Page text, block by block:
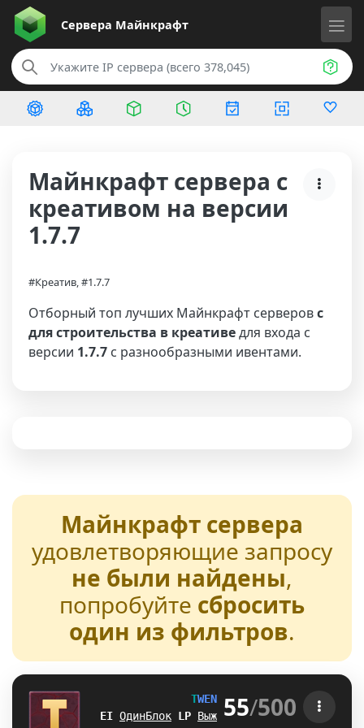
Сервера Майнкрафт
Майнкрафт сервера с
креативом на версии
1.7.7
#Креатив, #1.7.7
Отборный топ лучших Майнкрафт серверовс
для строительства в креативедля входа с
версии 1.7.7 с разнообразными ивентами.
Майнкрафт сервера
удовлетворяющие запросу
не были найдены,
попробуйте сбросить
один из фильтров.
TWEN UR E
[1.21-26.2]
JA ОдинБлок L C Выживание AH БедВарс
55/500